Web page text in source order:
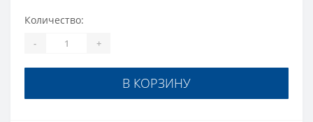
Количество:
- +
В КОРЗИНУ